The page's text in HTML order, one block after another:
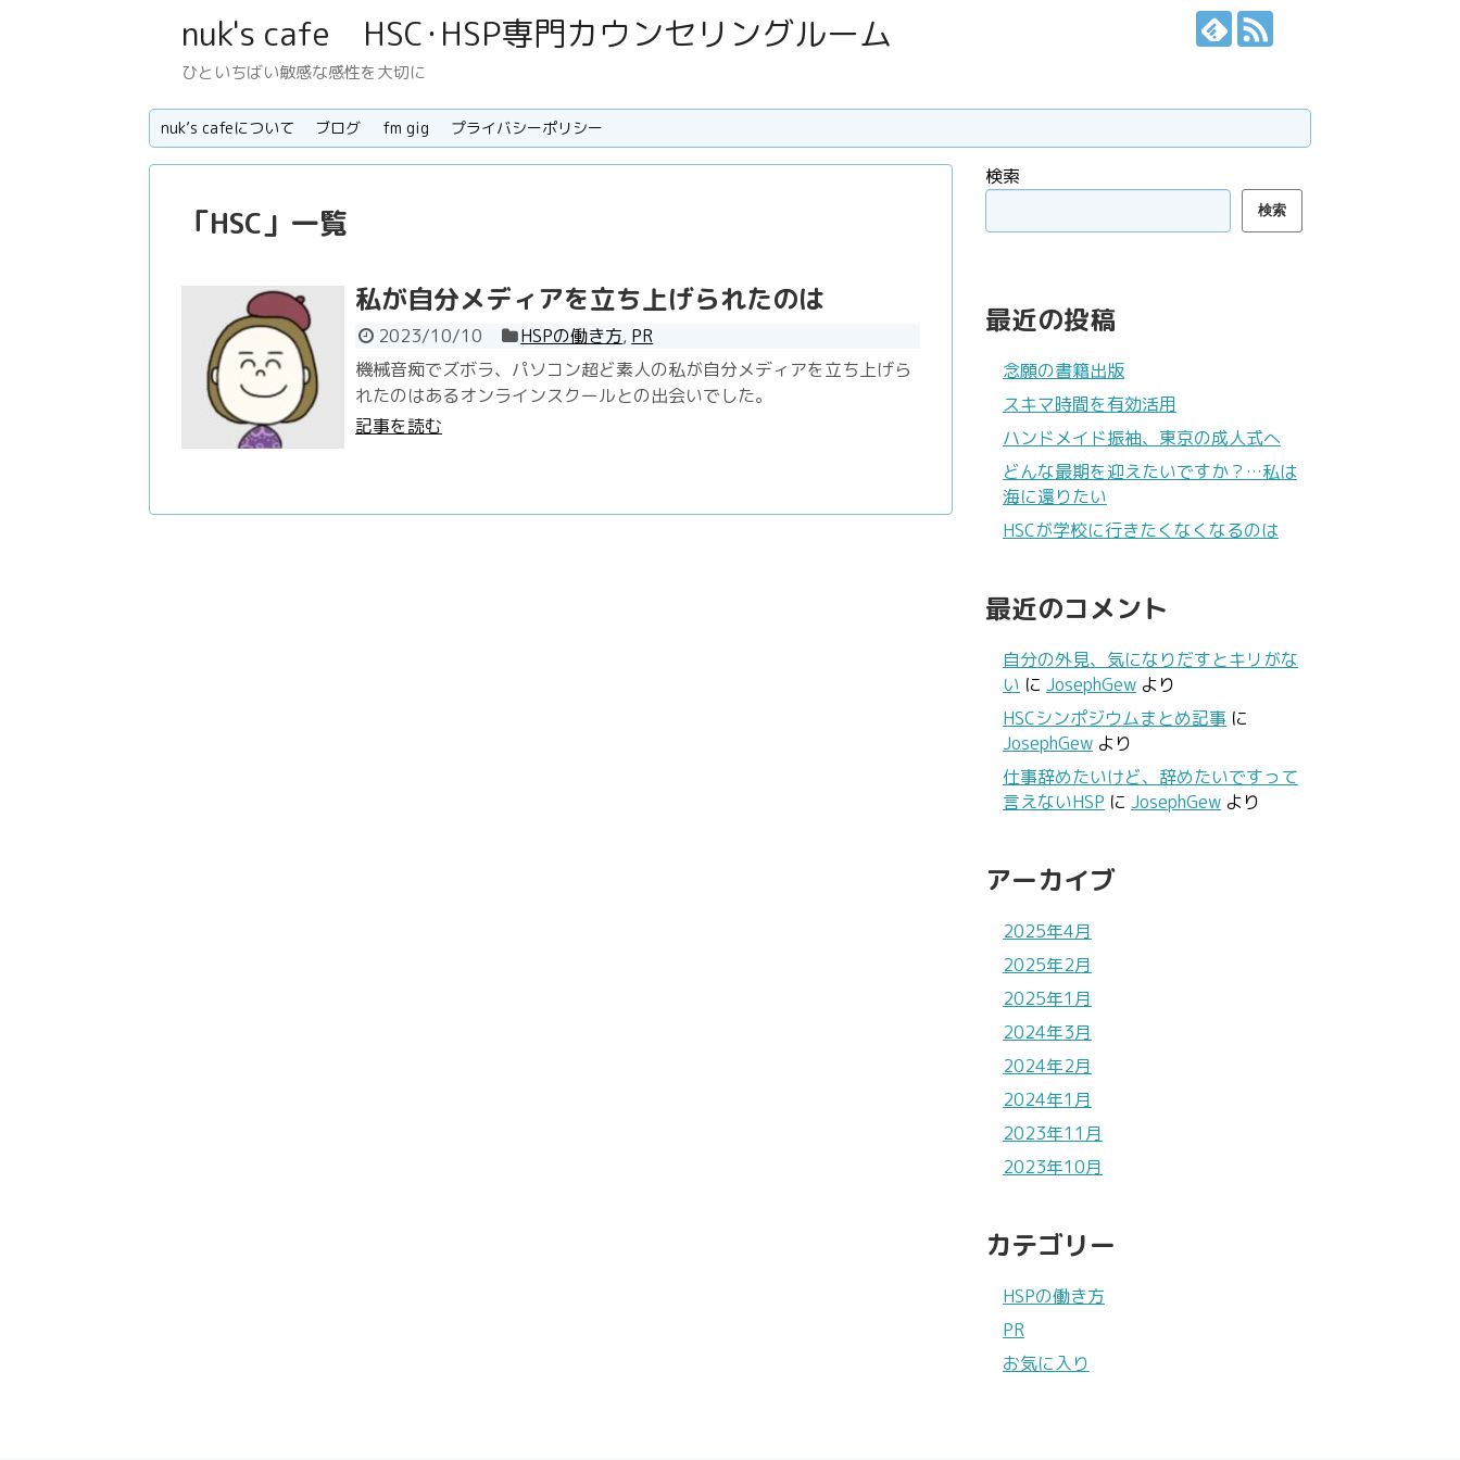
nuk's cafe HSC･HSP専門カウンセリングルーム
ひといちばい敏感な感性を大切に
nuk’s cafeについて ブログ fm gig プライバシーポリシー
「HSC」 一覧
私が自分メディアを立ち上げられたのは
2023/10/10 HSPの働き方, PR
機械音痴でズボラ、パソコン超ど素人の私が自分メディアを立ち上げら
れたのはあるオンラインスクールとの出会いでした。
記事を読む
検索
検索
最近の投稿
念願の書籍出版
スキマ時間を有効活用
ハンドメイド振袖、東京の成人式へ
どんな最期を迎えたいですか？…私は
海に還りたい
HSCが学校に行きたくなくなるのは
最近のコメント
自分の外見、気になりだすとキリがな
い に JosephGew より
HSCシンポジウムまとめ記事 に
JosephGew より
仕事辞めたいけど、辞めたいですって
言えないHSP に JosephGew より
アーカイブ
2025年4月
2025年2月
2025年1月
2024年3月
2024年2月
2024年1月
2023年11月
2023年10月
カテゴリー
HSPの働き方
PR
お気に入り